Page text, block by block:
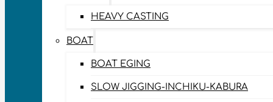
HEAVY CASTING
BOAT
BOAT EGING
SLOW JIGGING-INCHIKU-KABURA